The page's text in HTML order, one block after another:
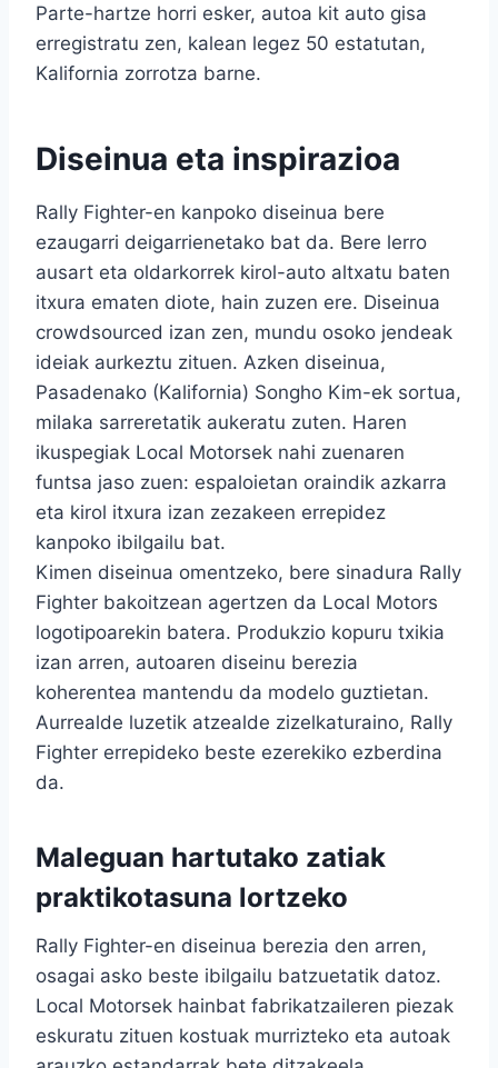
Parte-hartze horri esker, autoa kit auto gisa
erregistratu zen, kalean legez 50 estatutan,
Kalifornia zorrotza barne.
Diseinua eta inspirazioa
Rally Fighter-en kanpoko diseinua bere
ezaugarri deigarrienetako bat da. Bere lerro
ausart eta oldarkorrek kirol-auto altxatu baten
itxura ematen diote, hain zuzen ere. Diseinua
crowdsourced izan zen, mundu osoko jendeak
ideiak aurkeztu zituen. Azken diseinua,
Pasadenako (Kalifornia) Songho Kim-ek sortua,
milaka sarreretatik aukeratu zuten. Haren
ikuspegiak Local Motorsek nahi zuenaren
funtsa jaso zuen: espaloietan oraindik azkarra
eta kirol itxura izan zezakeen errepidez
kanpoko ibilgailu bat.
Kimen diseinua omentzeko, bere sinadura Rally
Fighter bakoitzean agertzen da Local Motors
logotipoarekin batera. Produkzio kopuru txikia
izan arren, autoaren diseinu berezia
koherentea mantendu da modelo guztietan.
Aurrealde luzetik atzealde zizelkaturaino, Rally
Fighter errepideko beste ezerekiko ezberdina
da.
Maleguan hartutako zatiak
praktikotasuna lortzeko
Rally Fighter-en diseinua berezia den arren,
osagai asko beste ibilgailu batzuetatik datoz.
Local Motorsek hainbat fabrikatzaileren piezak
eskuratu zituen kostuak murrizteko eta autoak